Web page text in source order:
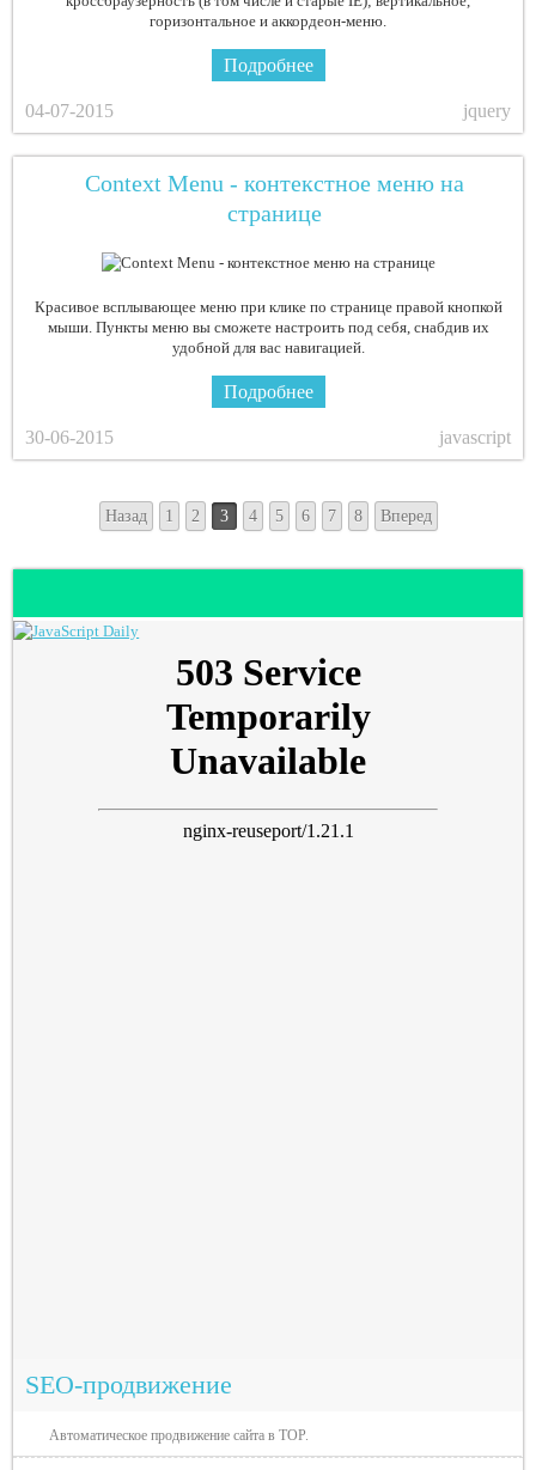
горизонтальное и аккордеон-меню.
Подробнее
04-07-2015 jquery
Context Menu - контекстное меню на
странице
Красивое всплывающее меню при клике по странице правой кнопкой
мыши. Пункты меню вы сможете настроить под себя, снабдив их
удобной для вас навигацией.
Подробнее
30-06-2015 javascript
Назад 1 2 3 4 5 6 7 8 Вперед
SEO-продвижение
Автоматическое продвижение сайта в TOP.